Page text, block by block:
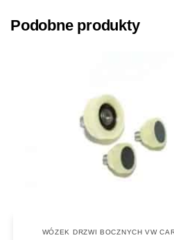
Podobne produkty
WÓZEK DRZWI BOCZNYCH VW